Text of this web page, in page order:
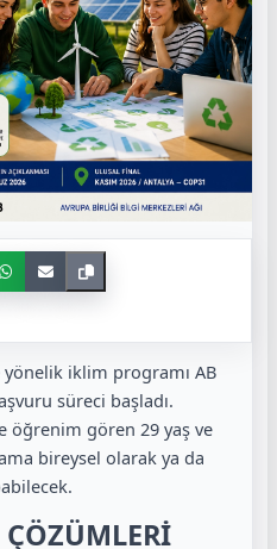
iklim programı AB
süreci başladı.
öğrenim gören 29 yaş ve
bireysel olarak ya da